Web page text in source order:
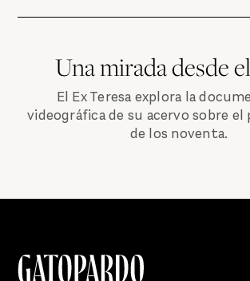
Una mirada desde
El Ex Teresa explora la
videográfica de su acervo sobre
de los noventa.